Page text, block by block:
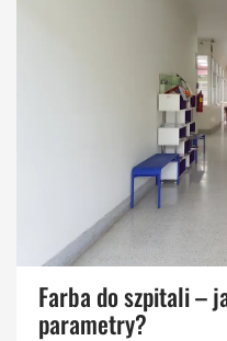
Farba do szpitali –
parametry?